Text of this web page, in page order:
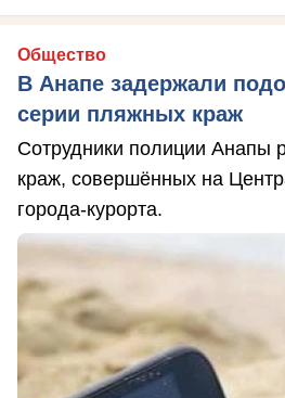
Общество
В Анапе задержали
серии пляжных краж
Сотрудники полиции Анапы
краж, совершённых на
города-курорта.